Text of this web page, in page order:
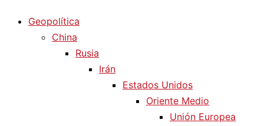
Geopolítica
China
Rusia
Irán
Estados Unidos
Oriente Medio
Unión Europea